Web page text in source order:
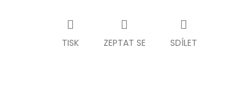
TISK ZEPTAT SE SDÍLET